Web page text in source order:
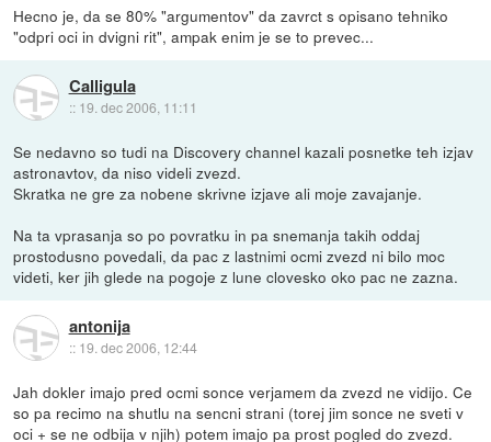
Hecno je, da se 80% "argumentov" da zavrct s opisano tehniko
"odpri oci in dvigni rit", ampak enim je se to prevec...
Calligula
:: 19. dec 2006, 11:11
Se nedavno so tudi na Discovery channel kazali posnetke teh izjav
astronavtov, da niso videli zvezd.
Skratka ne gre za nobene skrivne izjave ali moje zavajanje.
Na ta vprasanja so po povratku in pa snemanja takih oddaj
prostodusno povedali, da pac z lastnimi ocmi zvezd ni bilo moc
videti, ker jih glede na pogoje z lune clovesko oko pac ne zazna.
antonija
:: 19. dec 2006, 12:44
Jah dokler imajo pred ocmi sonce verjamem da zvezd ne vidijo. Ce
so pa recimo na shutlu na sencni strani (torej jim sonce ne sveti v
oci + se ne odbija v njih) potem imajo pa prost pogled do zvezd.